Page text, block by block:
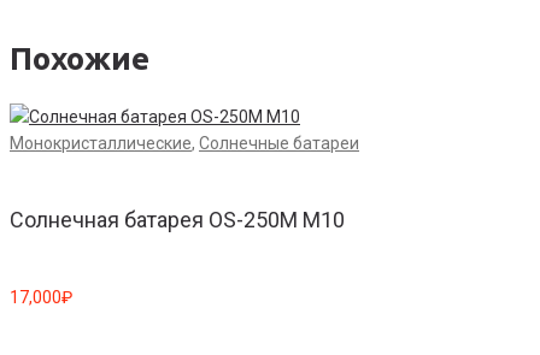
Похожие
Монокристаллические, Солнечные батареи
Солнечная батарея OS-250М M10
17,000₽